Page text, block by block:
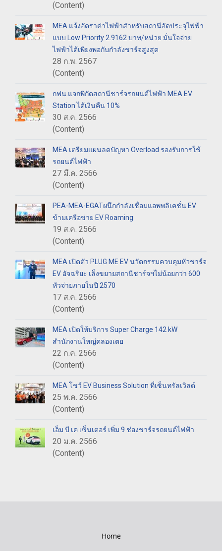
(Content)
MEA แจ้งอัตราค่าไฟฟ้าสำหรับสถานีอัดประจุไฟฟ้า
แบบ Low Priority 2.9162 บาท/หน่วย มั่นใจจ่าย
ไฟฟ้าได้เพียงพอกับกำลังชาร์จสูงสุด
28 ก.พ. 2567
(Content)
กฟน.แจกพิกัดสถานีชาร์จรถยนต์ไฟฟ้า MEA EV
Station ได้เงินคืน 10%
30 ส.ค. 2566
(Content)
MEA เตรียมแผนลดปัญหา Overload รองรับการใช้
รถยนต์ไฟฟ้า
27 มี.ค. 2566
(Content)
PEA-MEA-EGATผนึกกำลังเชื่อมแอพพลิเคชั่น EV
ข้ามเครือข่าย EV Roaming
19 ส.ค. 2566
(Content)
MEA เปิดตัว PLUG ME EV นวัตกรรมควบคุมหัวชาร์จ
EV อัจฉริยะ เล็งขยายสถานีชาร์จฯไม่น้อยกว่า 600
หัวจ่ายภายในปี 2570
17 ส.ค. 2566
(Content)
MEA เปิดให้บริการ Super Charge 142 kW
สำนักงานใหญ่คลองเตย
22 ก.ค. 2566
(Content)
MEA โชว์ EV Business Solution ที่เซ็นทรัลเวิลด์
25 พ.ค. 2566
(Content)
เอ็ม บี เค เซ็นเตอร์ เพิ่ม 9 ช่องชาร์จรถยนต์ไฟฟ้า
20 ม.ค. 2566
(Content)
Home